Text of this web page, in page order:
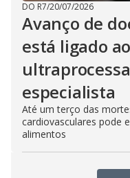
DO R7/20/07/2026
Avanço de
está ligado
especialista
Até um terço das
cardiovasculares pode
alimentos